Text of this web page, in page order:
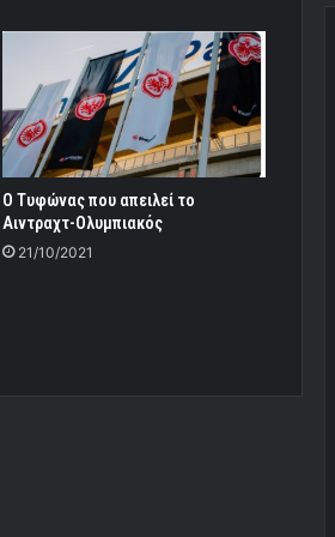
Ο Τυφώνας που απειλεί το
Αιντραχτ-Ολυμπιακός
21/10/2021